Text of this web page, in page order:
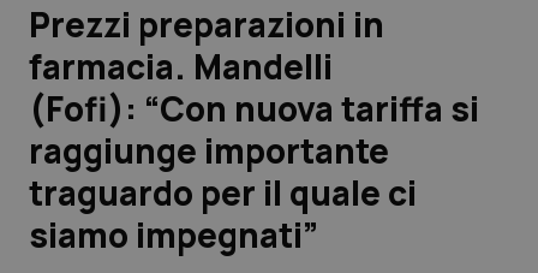
Scienza e Farmaci
Studi e Analisi
Lettere al direttore
Edizioni Regionali
Prezzi preparazioni in
farmacia. Mandelli
(Fofi): “Con nuova tariffa si
raggiunge importante
traguardo per il quale ci
siamo impegnati”